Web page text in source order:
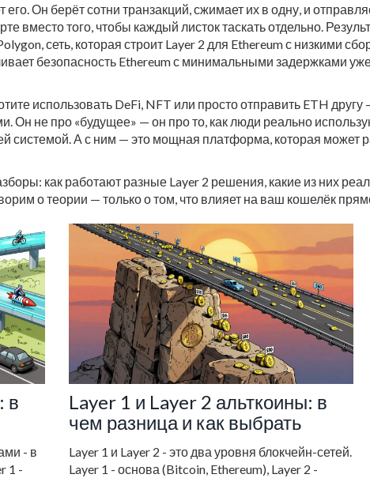
его. Он берёт сотни транзакций, сжимает их в одну, и
вместо того, чтобы каждый листок таскать отдельно.
,сеть, которая строит Layer 2 для Ethereum с низкими
безопасность Ethereum с минимальными задержками
использовать DeFi, NFT или просто отправить ETH другу
Он не про «будущее» — он про то, как люди реально
системой. А с ним — это мощная платформа, которая может
как работают разные Layer 2 решения, какие из них
о теории — только о том, что влияет на ваш кошелёк
в
- в
1 -
Layer 1 и Layer 2 альткоины: в
чем разница и как выбрать
Layer 1 и Layer 2 - это два уровня блокчейн-сетей.
Layer 1 - основа (Bitcoin, Ethereum), Layer 2 -